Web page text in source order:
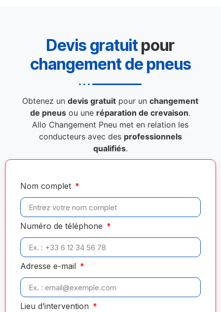
Devis gratuitpour
changement de pneus
Obtenez undevis gratuit pour unchangement
de pneus ou une réparation de crevaison.
Allo Changement Pneu met en relation les
conducteurs avec des professionnels
qualifiés.
Nom complet
Numéro de téléphone
Adresse e-mail
Lieu d’intervention